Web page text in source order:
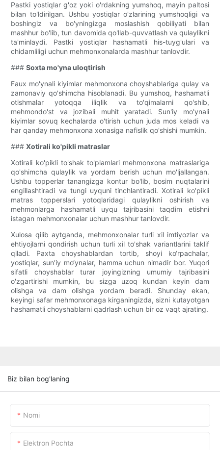
Pastki yostiqlar g'oz yoki o'rdakning yumshoq, mayin paltosi
bilan to'ldirilgan. Ushbu yostiqlar o'zlarining yumshoqligi va
boshingiz va bo'yningizga moslashish qobiliyati bilan
mashhur bo'lib, tun davomida qo'llab-quvvatlash va qulaylikni
ta'minlaydi. Pastki yostiqlar hashamatli his-tuyg'ulari va
chidamliligi uchun mehmonxonalarda mashhur tanlovdir.
###Soxta mo'yna uloqtirish
Faux mo'ynali kiyimlar mehmonxona choyshablariga qulay va
zamonaviy qo'shimcha hisoblanadi. Bu yumshoq, hashamatli
otishmalar yotoqqa iliqlik va to'qimalarni qo'shib,
mehmondo'st va jozibali muhit yaratadi. Sun'iy mo'ynali
kiyimlar sovuq kechalarda o'tirish uchun juda mos keladi va
har qanday mehmonxona xonasiga nafislik qo'shishi mumkin.
###Xotirali ko'pikli matraslar
Xotirali ko'pikli to'shak to'plamlari mehmonxona matraslariga
qo'shimcha qulaylik va yordam berish uchun mo'ljallangan.
Ushbu topperlar tanangizga kontur bo'lib, bosim nuqtalarini
engillashtiradi va tungi uyquni tinchlantiradi. Xotirali ko'pikli
matras topperslari yotoqlaridagi qulaylikni oshirish va
mehmonlarga hashamatli uyqu tajribasini taqdim etishni
istagan mehmonxonalar uchun mashhur tanlovdir.
Xulosa qilib aytganda, mehmonxonalar turli xil imtiyozlar va
ehtiyojlarni qondirish uchun turli xil to'shak variantlarini taklif
qiladi. Paxta choyshablardan tortib, shoyi ko‘rpachalar,
yostiqlar, sun’iy mo‘ynalar, hamma uchun nimadir bor. Yuqori
sifatli choyshablar turar joyingizning umumiy tajribasini
o'zgartirishi mumkin, bu sizga uzoq kundan keyin dam
olishga va dam olishga yordam beradi. Shunday ekan,
keyingi safar mehmonxonaga kirganingizda, sizni kutayotgan
hashamatli choyshablarni qadrlash uchun bir oz vaqt ajrating.
Biz bilan bog'laning
Nomi
Elektron Pochta